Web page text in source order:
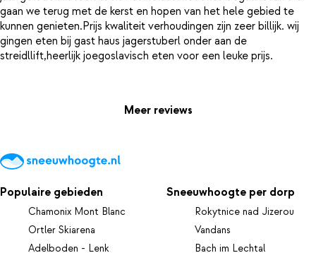
gaan we terug met de kerst en hopen van het hele gebied te
kunnen genieten.Prijs kwaliteit verhoudingen zijn zeer billijk. wij
gingen eten bij gast haus jagerstuberl onder aan de
streidllift,heerlijk joegoslavisch eten voor een leuke prijs.
Meer reviews
Populaire gebieden
Chamonix Mont Blanc
Ortler Skiarena
Adelboden - Lenk
Sneeuwhoogte per dorp
Rokytnice nad Jizerou
Vandans
Bach im Lechtal